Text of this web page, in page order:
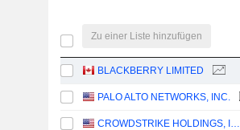
Zu einer Liste hinzufügen
BLACKBERRY LIMITED
PALO ALTO NETWORKS, INC.
CROWDSTRIKE HOLDINGS, INC.